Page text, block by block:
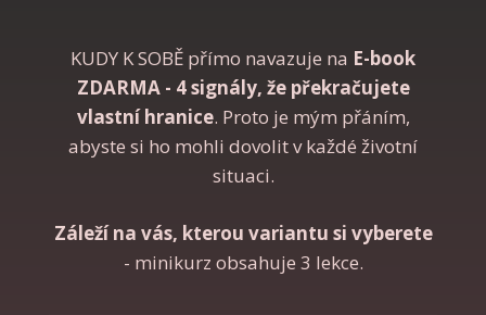
KUDY K SOBĚ přímo navazuje na E-book
ZDARMA - 4 signály, že překračujete
vlastní hranice. Proto je mým přáním,
abyste si ho mohli dovolit v každé životní
situaci.
Záleží na vás, kterou variantu si vyberete
- minikurz obsahuje 3 lekce.